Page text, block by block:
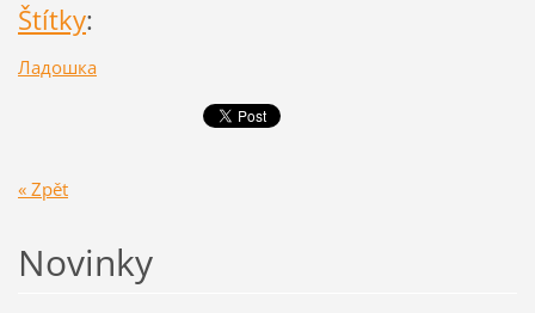
Štítky:
Ладошка
« Zpět
Novinky